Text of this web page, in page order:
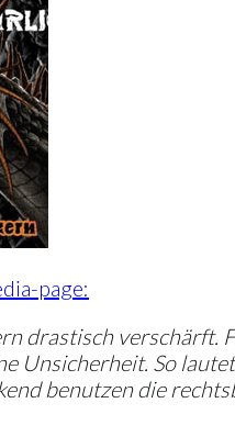
page:
drastisch
Unsicherheit. So
benutzen die